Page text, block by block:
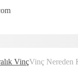
VinçVinç Nereden